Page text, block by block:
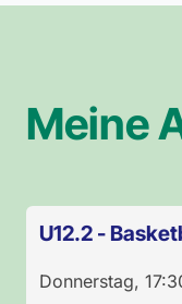
Meine
U12.2 -
Donnerstag,